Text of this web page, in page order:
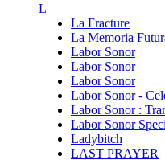
L
La Fracture
La Memoria
Labor Sonor
Labor Sonor
Labor Sonor
Labor Sonor -
Labor Sonor :
Labor Sonor
Ladybitch
LAST PRAYER